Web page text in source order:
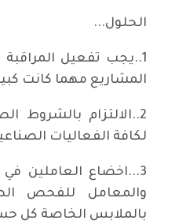
الحلول...
1..يجب تفعيل
المشاريع مهما كانت
2..الالتزام بالشروط
لكافة الفعاليات
3...اخضاع العاملين
والمعامل للفحص
بالملابس الخاصة كل